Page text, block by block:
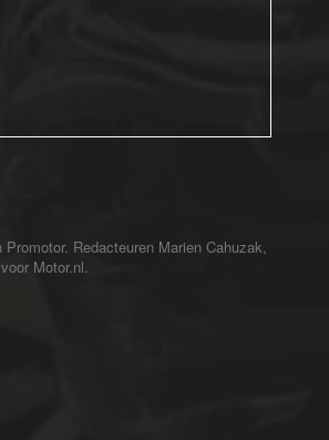
Redacteuren Marien Cahuzak,
Motor.nl.